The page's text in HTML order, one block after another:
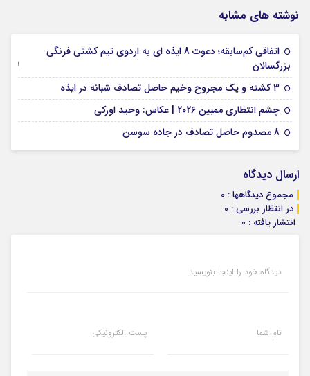
نوشته های مشابه
اتفاقی کم‌سابقه؛ دعوت 8 ایذه ای به اردوی تیم کشتی فرنگی
بزرگسالان
09 جولای 2026
۳ کشته و یک مجروح وخیم حاصل تصادف شبانه در ایذه
چشم انتظاری ممبین 2026 | عکاس: وحید اورکی
8 مصدوم حاصل تصادف در جاده سوسن
ارسال دیدگاه
مجموع دیدگاهها : 0
در انتظار بررسی : 0
انتشار یافته : 0
دیدگاه خود را اینجا بنویسید
نام شما پست الکترونیکی